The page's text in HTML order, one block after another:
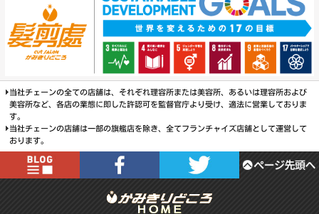
当社チェーンの全ての店舗は、それぞれ理容所または美容所、あるいは理容所および
美容所など、各店の業態に即した許認可を監督官庁より受け、適法に営業しておりま
す。
当社チェーンの店舗は一部の旗艦店を除き、全てフランチャイズ店舗として運営して
おります。